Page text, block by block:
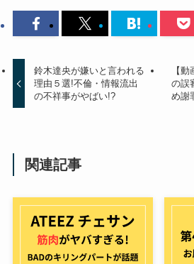
鈴木達央が嫌いと言われる
理由５選!不倫・情報流出
の不祥事がやばい!?
【
の誤
め謝
関連記事